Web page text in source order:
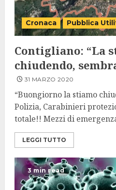
Cronaca Pubblica
Contigliano: “La
chiudendo,
31 MARZO 2020
“Buongiorno la stiamo
Polizia, Carabinieri
totale!! Mezzi di
LEGGI TUTTO
3 min read